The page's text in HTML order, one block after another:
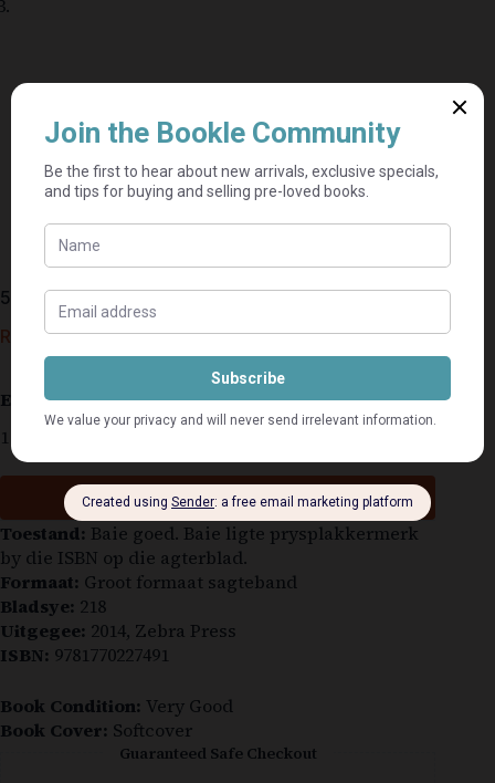
50 – Steve Hofmeyr
R 175,00
Estimated delivery: 2–9 business days
1 in stock
Add to cart
Toestand: Baie goed. Baie ligte prysplakkermerk
by die ISBN op die agterblad.
Formaat: Groot formaat sagteband
Bladsye: 218
Uitgegee: 2014, Zebra Press
ISBN: 9781770227491
Book Condition: Very Good
Book Cover: Softcover
Guaranteed Safe Checkout